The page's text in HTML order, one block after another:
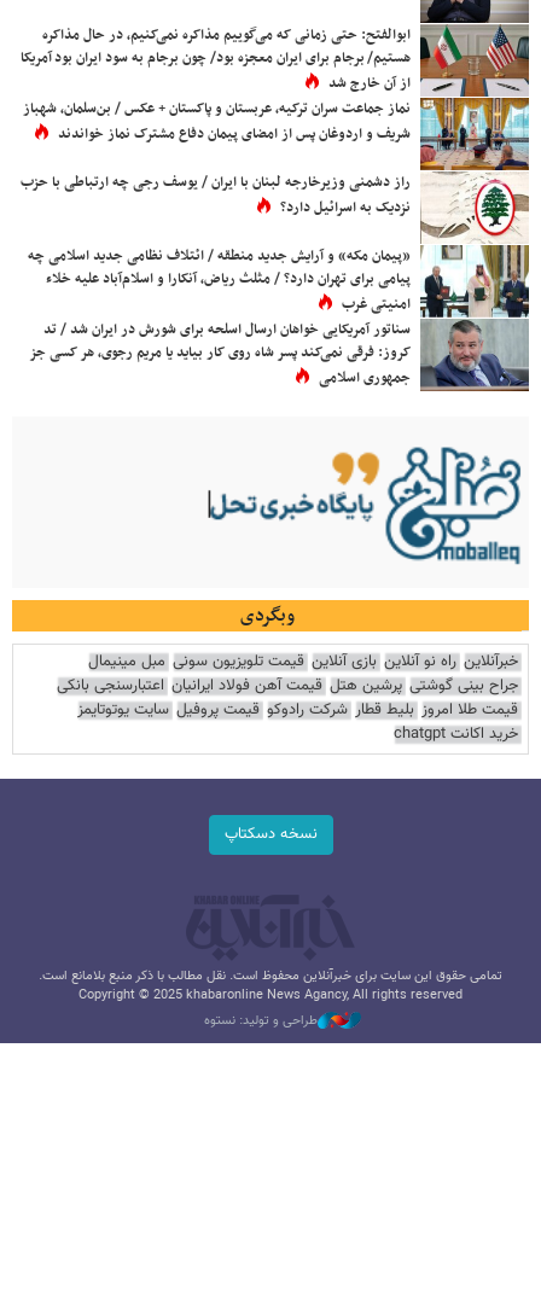
ابوالفتح: حتی زمانی که می‌گوییم مذاکره نمی‌کنیم، در حال مذاکره
هستیم/ برجام برای ایران معجزه بود/ چون برجام به سود ایران بود آمریکا
از آن خارج شد
نماز جماعت سران ترکیه، عربستان و پاکستان + عکس / بن‌سلمان، شهباز
شریف و اردوغان پس از امضای پیمان دفاع مشترک نماز خواندند
راز دشمنی وزیرخارجه لبنان با ایران / یوسف رجی چه ارتباطی با حزب
نزدیک به اسرائیل دارد؟
«پیمان مکه» و آرایش جدید منطقه / ائتلاف نظامی جدید اسلامی چه
پیامی برای تهران دارد؟ / مثلث ریاض، آنکارا و اسلام‌آباد علیه خلاء
امنیتی غرب
سناتور آمریکایی خواهان ارسال اسلحه برای شورش در ایران شد / تد
کروز: فرقی نمی‌کند پسر شاه روی کار بیاید یا مریم رجوی، هر کسی جز
جمهوری اسلامی
وبگردی
خبرآنلاین راه نو آنلاین بازی آنلاین قیمت تلویزیون سونی مبل مینیمال
جراح بینی گوشتی پرشین هتل قیمت آهن فولاد ایرانیان اعتبارسنجی بانکی
قیمت طلا امروز بلیط قطار شرکت رادوکو قیمت پروفیل سایت یوتوتایمز
خرید اکانت chatgpt
نسخه دسکتاپ
تمامی حقوق این سایت برای خبرآنلاین محفوظ است. نقل مطالب با ذکر منبع بلامانع است.
Copyright © 2025 khabaronline News Agancy, All rights reserved
طراحی و تولید: نستوه